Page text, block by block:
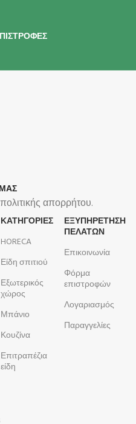
ΜΑΣ
απορρήτου.
ΚΑΤΗΓΟΡΙΕΣ
HORECA
Είδη σπιτιού
Εξωτερικός
χώρος
Μπάνιο
Κουζίνα
Επιτραπέζια
είδη
ΕΞΥΠΗΡΕΤΗΣΗ
ΠΕΛΑΤΩΝ
Επικοινωνία
Φόρμα
επιστροφών
Λογαριασμός
Παραγγελίες